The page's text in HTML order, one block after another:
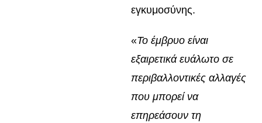
εγκυμοσύνης.
«Το έμβρυο είναι
εξαιρετικά ευάλωτο σε
περιβαλλοντικές αλλαγές
που μπορεί να
επηρεάσουν τη